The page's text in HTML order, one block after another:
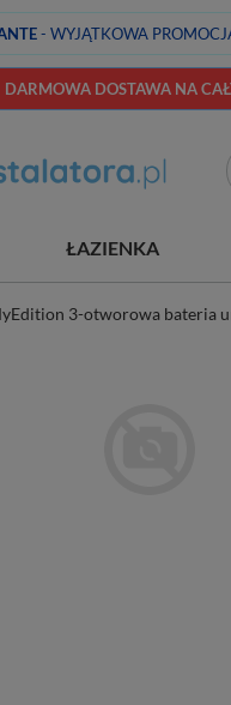
- WYJĄTKOWA
DARMOWA DOSTAWA NA
ŁAZIENKA
3-otworowa bateria